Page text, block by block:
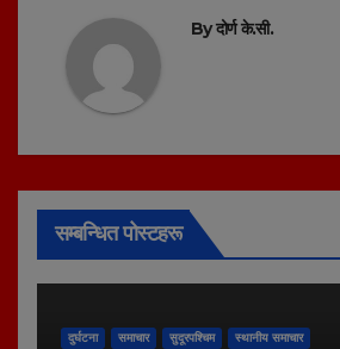
Byदोर्ण के.सी.
सम्बन्धित पोस्टहरू
दुर्घटना समाचार सुदूरपश्चिम स्थानीय समाचार